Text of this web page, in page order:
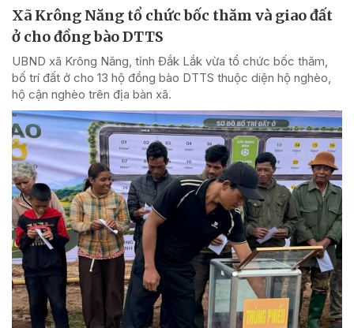
Xã Krông Năng tổ chức bốc thăm và giao đất
ở cho đồng bào DTTS
UBND xã Krông Năng, tỉnh Đắk Lắk vừa tổ chức bốc thăm,
bố trí đất ở cho 13 hộ đồng bào DTTS thuộc diện hộ nghèo,
hộ cận nghèo trên địa bàn xã.